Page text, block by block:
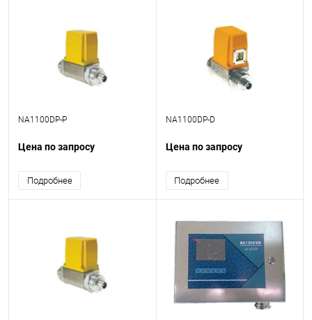
NA1100DP-P
Цена по запросу
Подробнее
NA1100DP-D
Цена по запросу
Подробнее